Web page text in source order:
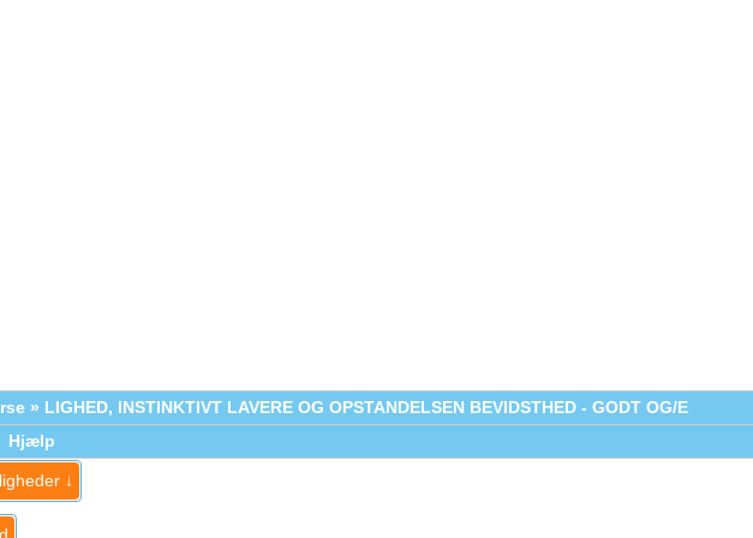
» LIGHED, INSTINKTIVT LAVERE OG OPSTANDELSEN BEVIDSTHED - GODT OG/E
Hjælp
↓